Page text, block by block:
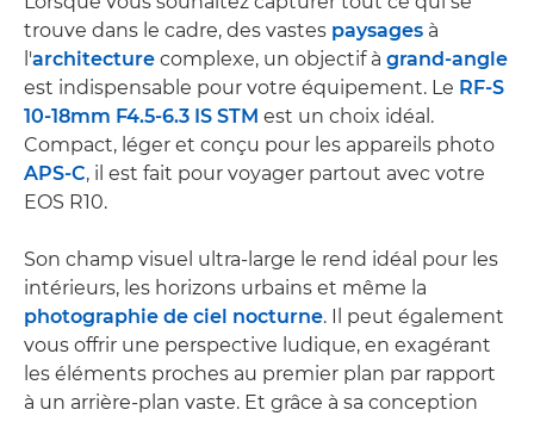
trouve dans le cadre, des vastes paysages à
l'architecture complexe, un objectif à grand-angle
est indispensable pour votre équipement. Le RF-S
10-18mm F4.5-6.3 IS STM est un choix idéal.
Compact, léger et conçu pour les appareils photo
APS-C, il est fait pour voyager partout avec votre
EOS R10.
Son champ visuel ultra-large le rend idéal pour les
intérieurs, les horizons urbains et même la
photographie de ciel nocturne. Il peut également
vous offrir une perspective ludique, en exagérant
les éléments proches au premier plan par rapport
à un arrière-plan vaste. Et grâce à sa conception